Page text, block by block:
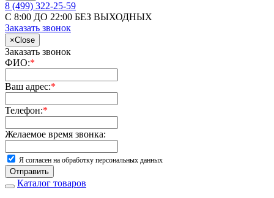
8 (499) 322-25-59
С 8:00 ДО 22:00 БЕЗ ВЫХОДНЫХ
Заказать звонок
×Close
Заказать звонок
ФИО:*
Ваш адрес:*
Телефон:*
Желаемое время звонка:
Я согласен на обработку персональных данных
Отправить
Каталог товаров